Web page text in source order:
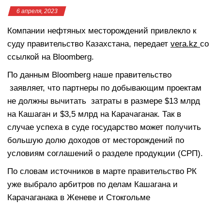
6 апреля, 2023
Компании нефтяных месторождений привлекло к
суду правительство Казахстана, передает vera.kz со
ссылкой на Bloomberg.
По данным Bloomberg наше правительство
заявляет, что партнеры по добывающим проектам
не должны вычитать затраты в размере $13 млрд
на Кашаган и $3,5 млрд на Карачаганак. Так в
случае успеха в суде государство может получить
большую долю доходов от месторождений по
условиям соглашений о разделе продукции (СРП).
По словам источников в марте правительство РК
уже выбрало арбитров по делам Кашагана и
Карачаганака в Женеве и Стокгольме